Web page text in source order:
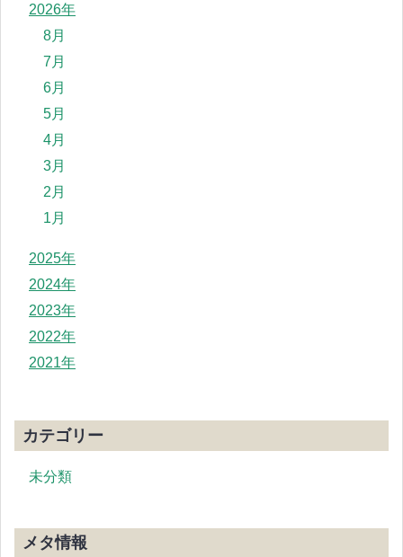
2026年
8月
7月
6月
5月
4月
3月
2月
1月
2025年
2024年
2023年
2022年
2021年
カテゴリー
未分類
メタ情報